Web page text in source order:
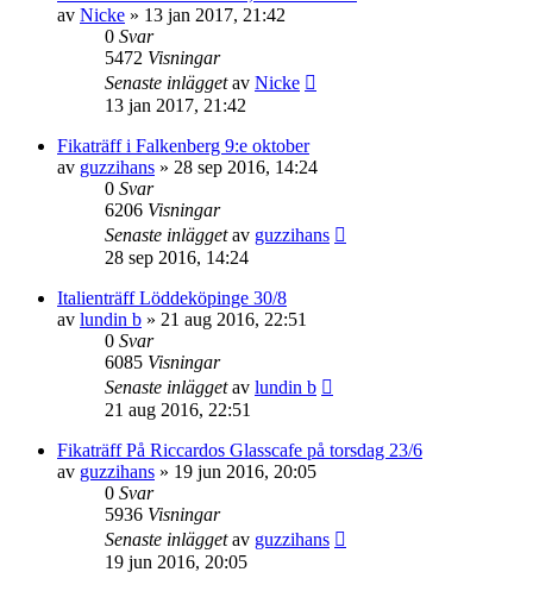
av Nicke » 13 jan 2017, 21:42
0 Svar
5472 Visningar
Senaste inläggetav Nicke
13 jan 2017, 21:42
Fikaträff i Falkenberg 9:e oktober
av guzzihans » 28 sep 2016, 14:24
0 Svar
6206 Visningar
Senaste inläggetav guzzihans
28 sep 2016, 14:24
Italienträff Löddeköpinge 30/8
av lundin b » 21 aug 2016, 22:51
0 Svar
6085 Visningar
Senaste inläggetav lundin b
21 aug 2016, 22:51
Fikaträff På Riccardos Glasscafe på torsdag 23/6
av guzzihans » 19 jun 2016, 20:05
0 Svar
5936 Visningar
Senaste inläggetav guzzihans
19 jun 2016, 20:05